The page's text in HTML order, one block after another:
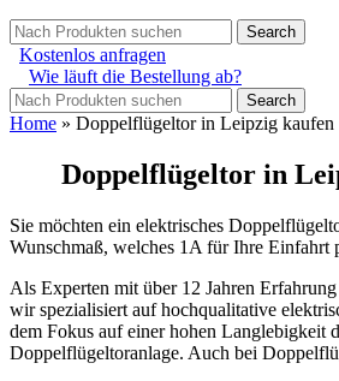
Search
Kostenlos anfragen
Wie läuft die Bestellung ab?
Search
Home » Doppelflügeltor in Leipzig kaufen
Doppelflügeltor in
Sie möchten ein elektrisches
Wunschmaß, welches 1A für Ihre Einfahrt
Als Experten mit über 12 Jahren
wir spezialisiert auf hochqualitative
dem Fokus auf einer hohen Langlebigkeit
Doppelflügeltoranlage. Auch bei